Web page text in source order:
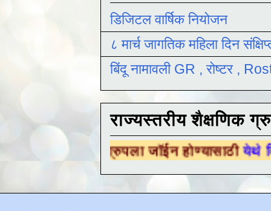
डिजिटल वार्षिक नियोजन
८ मार्च जागतिक महिला दिन
बिंदू नामावली GR , रोष्टर ,
राज्यस्तरीय शैक्षणिक
ग्रुपला जॉईन होण्यासाठीयेथे क्लिक करा .